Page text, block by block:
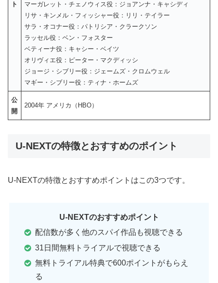
ト
マーガレット・チェノウィス役：ジョアンナ・キャシディ
リサ・キンメル・フィッシャー役：リリ・テイラー
サラ・オコナー役：パトリシア・クラークソン
ラッセル役：ベン・フォスター
ベティーナ役：キャシー・ベイツ
オリヴィエ役：ピーター・マクディッシ
ジョージ・シブリー役：ジェームズ・クロムウェル
マギー・シブリー役：ティナ・ホームズ
公
開
2004年 アメリカ（HBO）
U-NEXTの特徴とおすすめのポイント
U-NEXTの特徴とおすすめポイントはこの3つです。
U-NEXTのおすすめポイント
配信数が多く他のスパイ作品も視聴できる
31日間無料トライアルで視聴できる
無料トライアル特典で600ポイントがもらえ
る